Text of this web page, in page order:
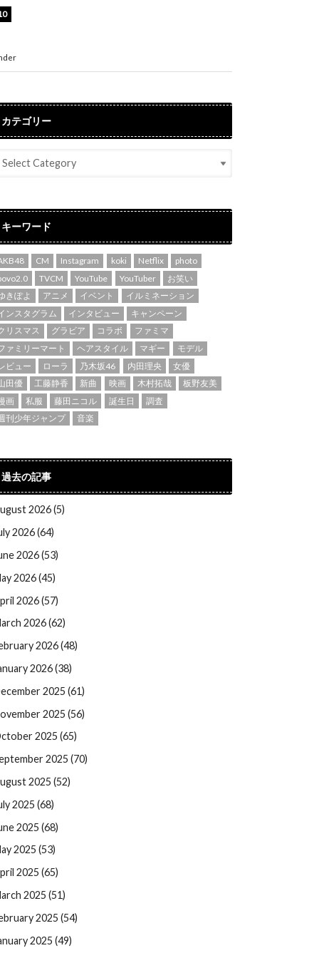
カテゴリー
キーワード
CM Instagram koki Netflix
photo
TVCM YouTube YouTuber
お笑い
きぽよ
アニメ イベント
イルミネーション
ンスタグラム
インタビュー
キャンペーン
リスマス
グラビア コラボ
ファミマ
ァミリーマート
ヘアスタイル マギー
モデル
ビュー
ローラ 乃木坂46 内田理央
女優
田優
工藤静香 新曲 映画 木村拓哉
板野友美
画
私服 藤田ニコル 誕生日
調査
刊少年ジャンプ
音楽
過去の記事
2026 (5)
2026 (64)
2026 (53)
2026 (45)
2026 (57)
2026 (62)
2026 (48)
2026 (38)
2025 (61)
2025 (56)
2025 (65)
2025 (70)
2025 (52)
2025 (68)
2025 (68)
2025 (53)
2025 (65)
2025 (51)
2025 (54)
2025 (49)